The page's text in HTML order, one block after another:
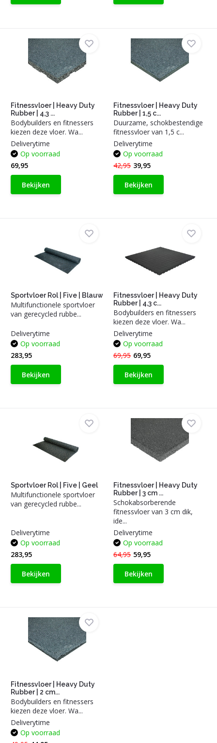
Fitnessvloer | Heavy Duty
Rubber | 4,3 ...
Bodybuilders en fitnessers
kiezen deze vloer. Wa...
Deliverytime
Op voorraad
69,95
Bekijken
Fitnessvloer | Heavy Duty
Rubber | 1,5 c...
Duurzame, schokbestendige
fitnessvloer van 1,5 c...
Deliverytime
Op voorraad
42,95 39,95
Bekijken
Sportvloer Rol | Five | Blauw
Multifunctionele sportvloer
van gerecycled rubbe...
Deliverytime
Op voorraad
283,95
Bekijken
Fitnessvloer | Heavy Duty
Rubber | 4,3 c...
Bodybuilders en fitnessers
kiezen deze vloer. Wa...
Deliverytime
Op voorraad
69,95 69,95
Bekijken
Sportvloer Rol | Five | Geel
Multifunctionele sportvloer
van gerecycled rubbe...
Deliverytime
Op voorraad
283,95
Bekijken
Fitnessvloer | Heavy Duty
Rubber | 3 cm ...
Schokabsorberende
fitnessvloer van 3 cm dik,
ide...
Deliverytime
Op voorraad
64,95 59,95
Bekijken
Fitnessvloer | Heavy Duty
Rubber | 2 cm...
Bodybuilders en fitnessers
kiezen deze vloer. Wa...
Deliverytime
Op voorraad